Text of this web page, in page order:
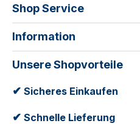
Shop Service
Information
Unsere Shopvorteile
✔ Sicheres Einkaufen
✔ Schnelle Lieferung